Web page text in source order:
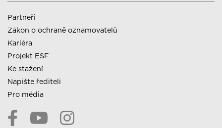
Partneři
Zákon o ochraně oznamovatelů
Kariéra
Projekt ESF
Ke stažení
Napište řediteli
Pro média